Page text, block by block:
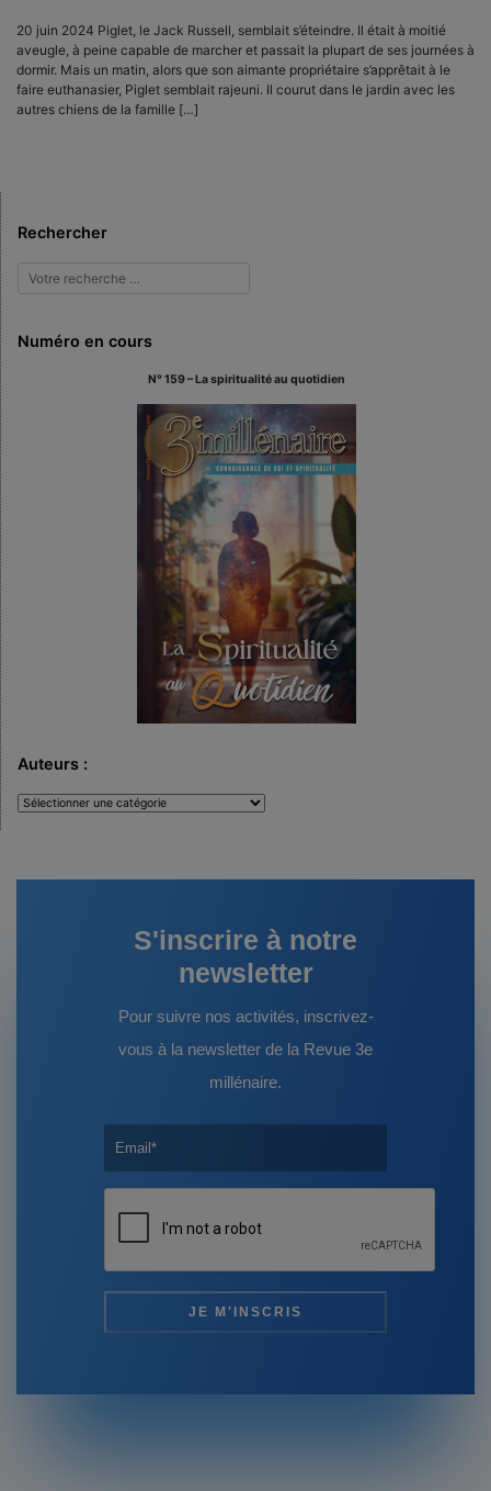
20 juin 2024 Piglet, le Jack Russell, semblait s’éteindre. Il était à moitié
aveugle, à peine capable de marcher et passait la plupart de ses journées à
dormir. Mais un matin, alors que son aimante propriétaire s’apprêtait à le
faire euthanasier, Piglet semblait rajeuni. Il courut dans le jardin avec les
autres chiens de la famille […]
Rechercher
Numéro en cours
N° 159 – La spiritualité au quotidien
Auteurs :
Auteurs
S'inscrire à notre
newsletter
Pour suivre nos activités, inscrivez-
vous à la newsletter de la Revue 3e
millénaire.